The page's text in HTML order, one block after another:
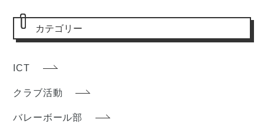
カテゴリー
ICT
クラブ活動
バレーボール部